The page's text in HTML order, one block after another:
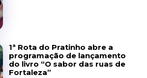
1ª Rota do Pratinho abre a
programação de lançamento
do livro “O sabor das ruas de
Fortaleza”